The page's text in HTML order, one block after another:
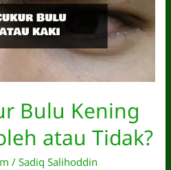
Bulu Kening
atau Tidak?
/Sadiq Salihoddin